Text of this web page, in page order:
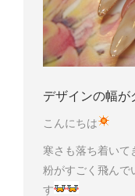
デザインの幅
こんにちは
寒さも落ち着いて
粉がすごく飛んで
す